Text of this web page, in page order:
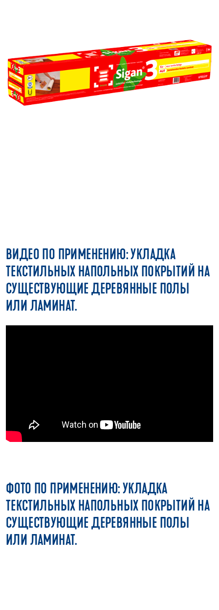
ВИДЕО ПО ПРИМЕНЕНИЮ: УКЛАДКА
ТЕКСТИЛЬНЫХ НАПОЛЬНЫХ ПОКРЫТИЙ НА
СУЩЕСТВУЮЩИЕ ДЕРЕВЯННЫЕ ПОЛЫ
ИЛИ ЛАМИНАТ.
ФОТО ПО ПРИМЕНЕНИЮ: УКЛАДКА
ТЕКСТИЛЬНЫХ НАПОЛЬНЫХ ПОКРЫТИЙ НА
СУЩЕСТВУЮЩИЕ ДЕРЕВЯННЫЕ ПОЛЫ
ИЛИ ЛАМИНАТ.